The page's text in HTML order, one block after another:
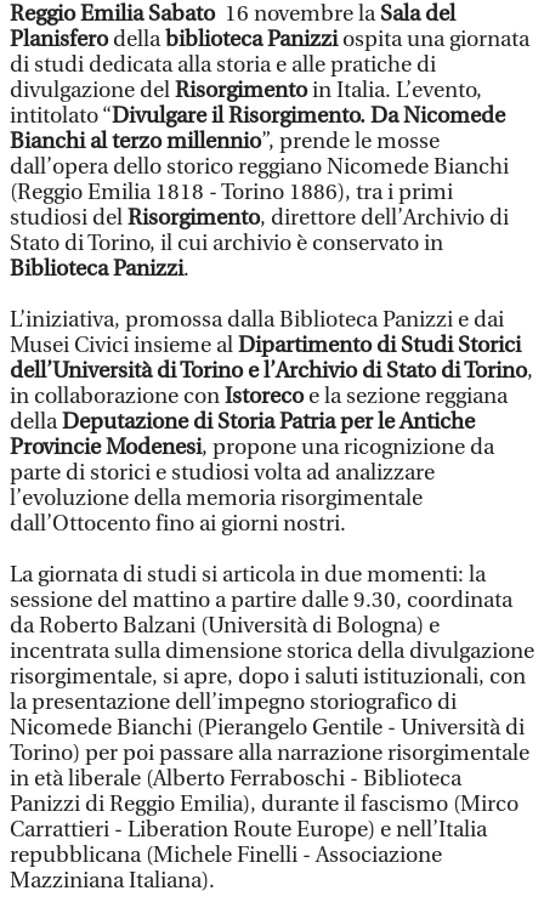
Reggio Emilia Sabato16 novembre laSala del
Planisferodella biblioteca Panizziospita una giornata
di studi dedicata alla storia e alle pratiche di
divulgazione delRisorgimentoin Italia. L’evento,
intitolato “Divulgare il Risorgimento. Da Nicomede
Bianchi al terzo millennio”, prende le mosse
dall’opera dello storico reggiano Nicomede Bianchi
(Reggio Emilia 1818 - Torino 1886), tra i primi
studiosi delRisorgimento, direttore dell’Archivio di
Stato di Torino, il cui archivio è conservato in
Biblioteca Panizzi.
L’iniziativa, promossa dalla Biblioteca Panizzi e dai
Musei Civici insieme alDipartimento di Studi Storici
dell’Università di Torino e l’Archivio di Stato di Torino,
in collaborazione conIstorecoe la sezione reggiana
dellaDeputazione di Storia Patria per le Antiche
Provincie Modenesi, propone una ricognizione da
parte di storici e studiosi volta ad analizzare
l’evoluzione della memoria risorgimentale
dall’Ottocento fino ai giorni nostri.
La giornata di studi si articola in due momenti: la
sessione del mattino a partire dalle 9.30, coordinata
da Roberto Balzani (Università di Bologna) e
incentrata sulla dimensione storica della divulgazione
risorgimentale, si apre, dopo i saluti istituzionali, con
la presentazione dell’impegno storiografico di
Nicomede Bianchi (Pierangelo Gentile - Università di
Torino) per poi passare alla narrazione risorgimentale
in età liberale (Alberto Ferraboschi - Biblioteca
Panizzi di Reggio Emilia), durante il fascismo (Mirco
Carrattieri - Liberation Route Europe) e nell’Italia
repubblicana (Michele Finelli - Associazione
Mazziniana Italiana).